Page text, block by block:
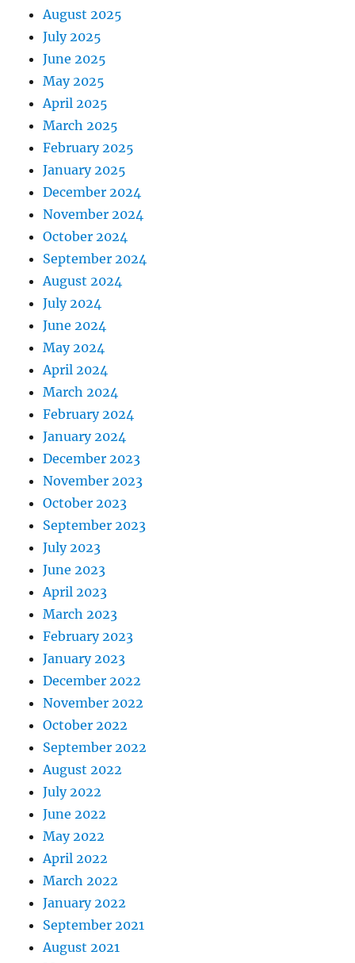
August 2025
July 2025
June 2025
May 2025
April 2025
March 2025
February 2025
January 2025
December 2024
November 2024
October 2024
September 2024
August 2024
July 2024
June 2024
May 2024
April 2024
March 2024
February 2024
January 2024
December 2023
November 2023
October 2023
September 2023
July 2023
June 2023
April 2023
March 2023
February 2023
January 2023
December 2022
November 2022
October 2022
September 2022
August 2022
July 2022
June 2022
May 2022
April 2022
March 2022
January 2022
September 2021
August 2021